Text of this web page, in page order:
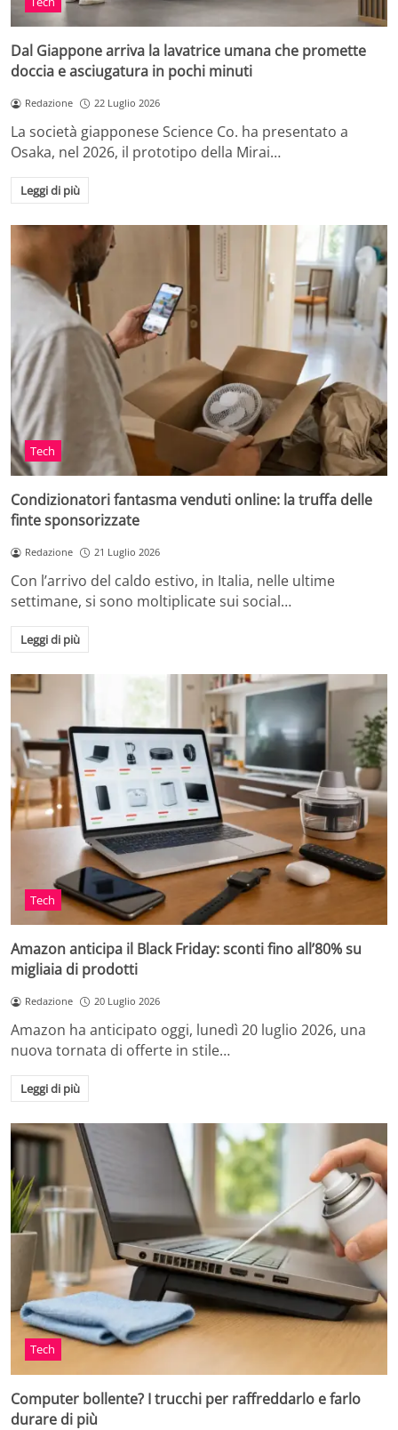
Dal Giappone arriva la lavatrice umana che promette
doccia e asciugatura in pochi minuti
Redazione 22 Luglio 2026
La società giapponese Science Co. ha presentato a
Osaka, nel 2026, il prototipo della Mirai…
Leggi di più
Tech
Condizionatori fantasma venduti online: la truffa delle
finte sponsorizzate
Redazione 21 Luglio 2026
Con l’arrivo del caldo estivo, in Italia, nelle ultime
settimane, si sono moltiplicate sui social…
Leggi di più
Tech
Amazon anticipa il Black Friday: sconti fino all’80% su
migliaia di prodotti
Redazione 20 Luglio 2026
Amazon ha anticipato oggi, lunedì 20 luglio 2026, una
nuova tornata di offerte in stile…
Leggi di più
Tech
Computer bollente? I trucchi per raffreddarlo e farlo
durare di più